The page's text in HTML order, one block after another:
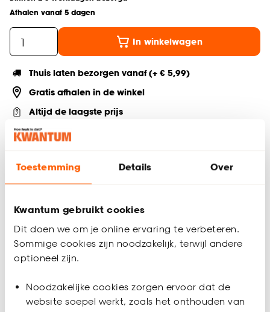
Toestemming Details Over
Kwantum gebruikt cookies
Dit doen we om je online ervaring te verbeteren.
Sommige cookies zijn noodzakelijk, terwijl andere
optioneel zijn.
Noodzakelijke cookies zorgen ervoor dat de
website soepel werkt, zoals het onthouden van
Afhalen vanaf 5 dagen
In winkelwagen
Thuis laten bezorgen vanaf (+ € 5,99)
Gratis afhalen in de winkel
Altijd de laagste prijs
Deel jouw product & volg ons op social
Productomschrijving
Sfeervolle Citroen schaal om op tafel te zetten. Deze schaal
heeft een gele kleur en een afmeting van 26x20x10cm
(lxbxh)
Artikelnummer 4308282